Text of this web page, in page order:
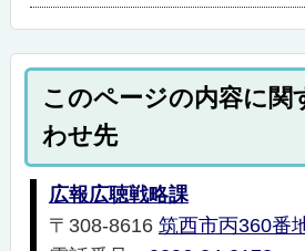
このページの内容に関
わせ先
広報広聴戦略課
〒308-8616 筑西市丙360番